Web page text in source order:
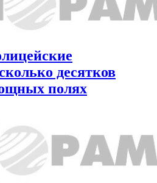
десятков
полях